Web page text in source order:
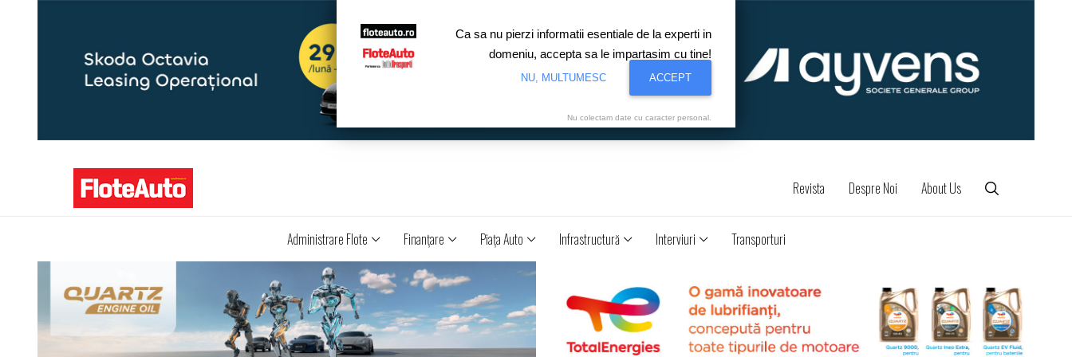
Revista Despre Noi About Us
Administrare Flote Finanţare Piaţa Auto Infrastructură Interviuri Transporturi
Ca sa nu pierzi informatii esentiale de la experti in
domeniu, accepta sa le impartasim cu tine!
NU, MULTUMESC ACCEPT
Nu colectam date cu caracter personal.